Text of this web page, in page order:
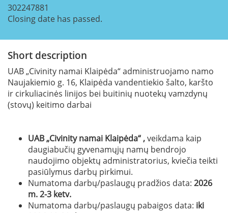
302247881
Closing date has passed.
Short description
UAB „Civinity namai Klaipėda“ administruojamo namo
Naujakiemio g. 16, Klaipėda vandentiekio šalto, karšto
ir cirkuliacinės linijos bei buitinių nuotekų vamzdynų
(stovų) keitimo darbai
UAB „Civinity namai Klaipėda“ ,veikdama kaip
daugiabučių gyvenamųjų namų bendrojo
naudojimo objektų administratorius, kviečia teikti
pasiūlymus darbų pirkimui.
Numatoma darbų/paslaugų pradžios data: 2026
m. 2-3 ketv.
Numatoma darbų/paslaugų pabaigos data: iki